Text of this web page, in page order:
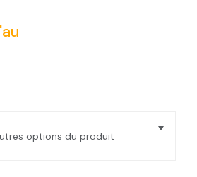
options du produit